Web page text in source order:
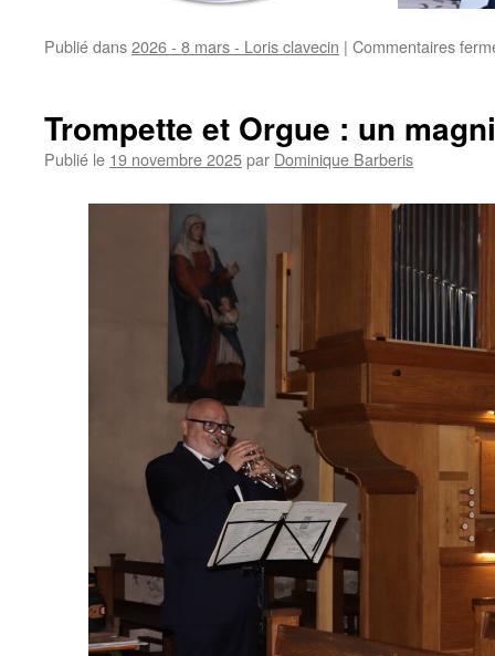
Publié dans2026 - 8 mars - Loris clavecin | Commentaires
Trompette et Orgue : un
Publié le 19 novembre 2025par Dominique Barberis